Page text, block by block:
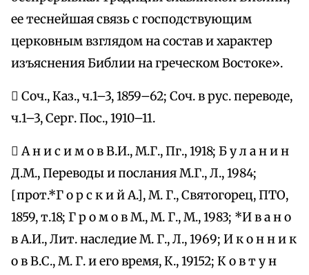
ее теснейшая связь с господствующим
церковным взглядом на состав и характер
изъяснения Библии на греческом Востоке».
 Соч., Каз., ч.1–3, 1859–62; Соч. в рус. переводе,
ч.1–3, Серг. Пос., 1910–11.
 А н и с и м о в В.И., М.Г., Пг., 1918; Б у л а н и н
Д.М., Переводы и послания М.Г., Л., 1984;
[прот.*Г о р с к и й А.], М. Г., Святогорец, ПТО,
1859, т.18; Г р о м о в М., М. Г., М., 1983; *И в а н о
в А.И., Лит. наследие М. Г., Л., 1969; И к о н н и к
о в В.С., М. Г. и его время, К., 19152; К о в т у н